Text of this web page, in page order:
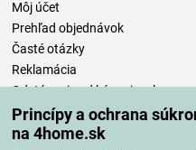
Princípy a ochrana
na 4home.sk
Môj účet
Prehľad objednávok
Časté otázky
Reklamácia
Odstúpenie od kúpnej zmluvy
Pravidlá spracovania recenzií